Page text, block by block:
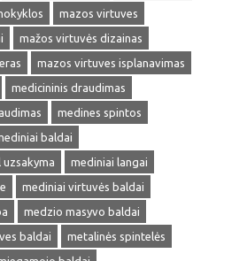
mazos virtuves
mažos virtuvės dizainas
mazos virtuves isplanavimas
medicininis draudimas
medines spintos
baldai
mediniai langai
mediniai virtuvės baldai
medzio masyvo baldai
baldai
metalinės spintelės